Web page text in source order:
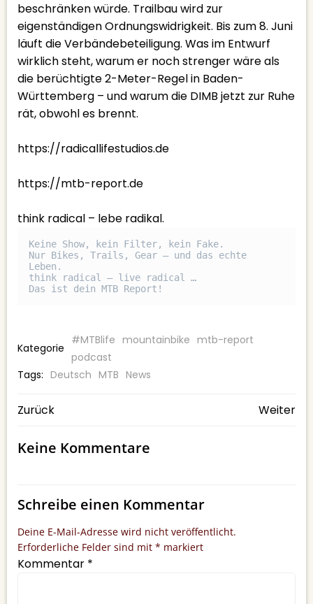
beschränken würde. Trailbau wird zur
eigenständigen Ordnungswidrigkeit. Bis zum 8. Juni
läuft die Verbändebeteiligung. Was im Entwurf
wirklich steht, warum er noch strenger wäre als
die berüchtigte 2-Meter-Regel in Baden-
Württemberg – und warum die DIMB jetzt zur Ruhe
rät, obwohl es brennt.
https://radicallifestudios.de⁠
⁠⁠⁠⁠https://mtb-report.de⁠⁠⁠⁠⁠⁠⁠
think radical – lebe radikal.
Keine Show, kein Filter, kein Fake.
Nur Bikes, Trails, Gear – und das echte
Leben.
think radical – live radical …
Das ist dein MTB Report!
Kategorie
#MTBlife mountainbike mtb-report
podcast
Tags: Deutsch MTB News
BEITRAGSNAVIGATION
Zurück Weiter
Keine Kommentare
Schreibe einen Kommentar
Deine E-Mail-Adresse wird nicht veröffentlicht.
Erforderliche Felder sind mit * markiert
Kommentar *